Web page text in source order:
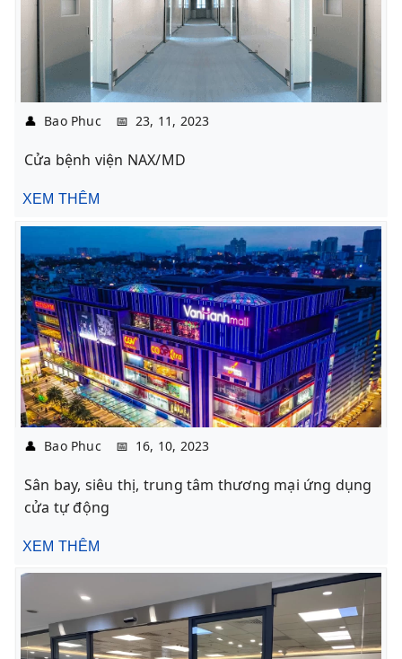
👤 Bao Phuc 📅 23, 11, 2023
Cửa bệnh viện NAX/MD
XEM THÊM
👤 Bao Phuc 📅 16, 10, 2023
Sân bay, siêu thị, trung tâm thương mại ứng dụng
cửa tự động
XEM THÊM